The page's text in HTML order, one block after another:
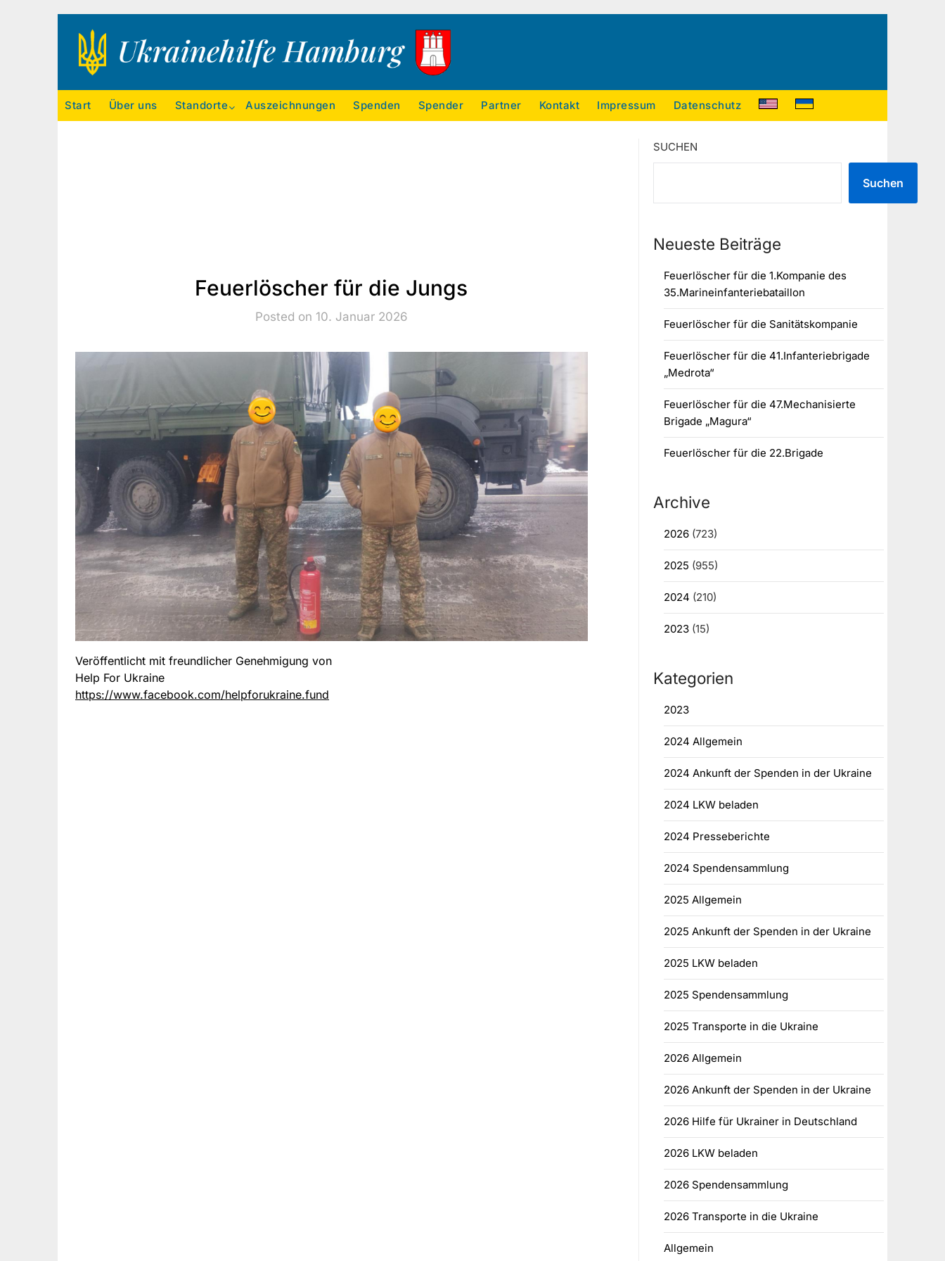
Ukrainehilfe Hamburg
Start Über uns Standorte Auszeichnungen Spenden Spender Partner Kontakt Impressum Datenschutz
Feuerlöscher für die Jungs
Posted on 10. Januar 2026
Veröffentlicht mit freundlicher Genehmigung von
Help For Ukraine
https://www.facebook.com/helpforukraine.fund
SUCHEN
Suchen
Neueste Beiträge
Feuerlöscher für die 1.Kompanie des
35.Marineinfanteriebataillon
Feuerlöscher für die Sanitätskompanie
Feuerlöscher für die 41.Infanteriebrigade
„Medrota“
Feuerlöscher für die 47.Mechanisierte
Brigade „Magura“
Feuerlöscher für die 22.Brigade
Archive
2026(723)
2025 (955)
2024 (210)
2023(15)
Kategorien
2023
2024 Allgemein
2024 Ankunft der Spenden in der Ukraine
2024 LKW beladen
2024 Presseberichte
2024 Spendensammlung
2025 Allgemein
2025 Ankunft der Spenden in der Ukraine
2025 LKW beladen
2025 Spendensammlung
2025 Transporte in die Ukraine
2026 Allgemein
2026 Ankunft der Spenden in der Ukraine
2026 Hilfe für Ukrainer in Deutschland
2026 LKW beladen
2026 Spendensammlung
2026 Transporte in die Ukraine
Allgemein